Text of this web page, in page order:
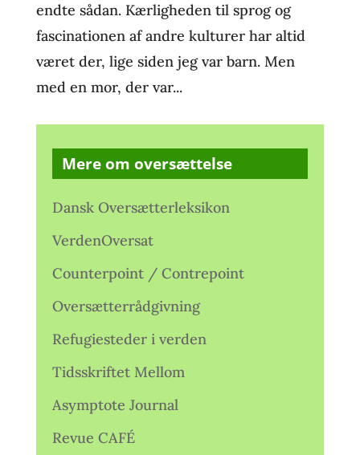
endte sådan. Kærligheden til sprog og
fascinationen af andre kulturer har altid
været der, lige siden jeg var barn. Men
med en mor, der var...
Mere om oversættelse
Dansk Oversætterleksikon
VerdenOversat
Counterpoint / Contrepoint
Oversætterrådgivning
Refugiesteder i verden
Tidsskriftet Mellom
Asymptote Journal
Revue CAFÉ